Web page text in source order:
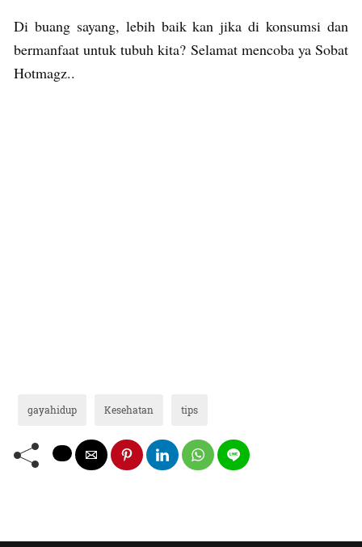
Di buang sayang, lebih baik kan jika di konsumsi dan
bermanfaat untuk tubuh kita? Selamat mencoba ya Sobat
Hotmagz..
gayahidup Kesehatan tips